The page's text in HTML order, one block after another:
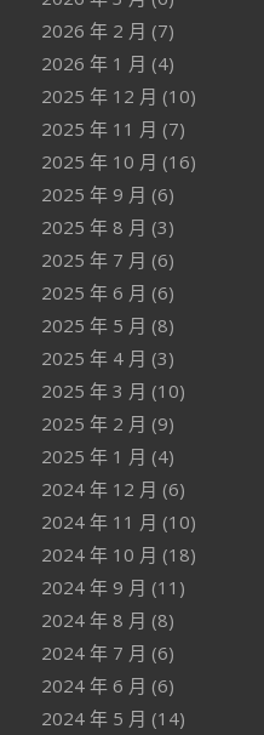
2026 年 2 月 (7)
2026 年 1 月 (4)
2025 年 12 月 (10)
2025 年 11 月 (7)
2025 年 10 月 (16)
2025 年 9 月 (6)
2025 年 8 月 (3)
2025 年 7 月 (6)
2025 年 6 月 (6)
2025 年 5 月 (8)
2025 年 4 月 (3)
2025 年 3 月 (10)
2025 年 2 月 (9)
2025 年 1 月 (4)
2024 年 12 月 (6)
2024 年 11 月 (10)
2024 年 10 月 (18)
2024 年 9 月 (11)
2024 年 8 月 (8)
2024 年 7 月 (6)
2024 年 6 月 (6)
2024 年 5 月 (14)